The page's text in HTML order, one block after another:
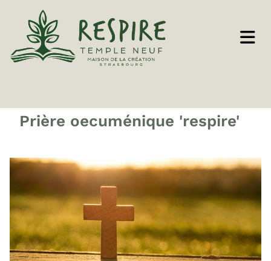
Prière oecuménique 'respire'